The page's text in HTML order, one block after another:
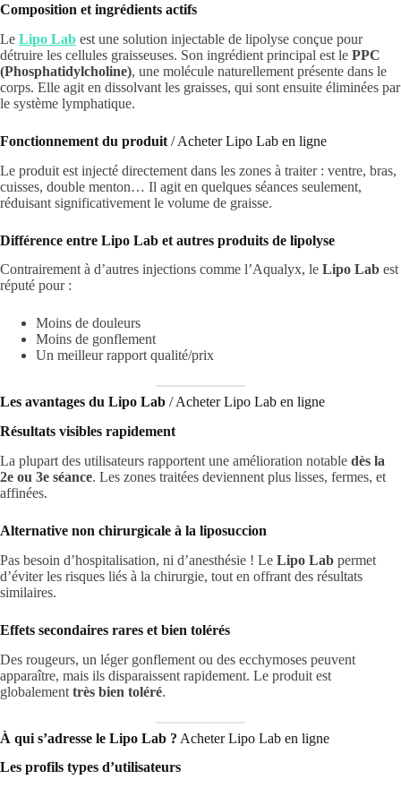
Composition et ingrédients actifs
Le Lipo Lab est une solution injectable de lipolyse conçue pour
détruire les cellules graisseuses. Son ingrédient principal est le PPC
(Phosphatidylcholine), une molécule naturellement présente dans le
corps. Elle agit en dissolvant les graisses, qui sont ensuite éliminées par
le système lymphatique.
Fonctionnement du produit / Acheter Lipo Lab en ligne
Le produit est injecté directement dans les zones à traiter : ventre, bras,
cuisses, double menton… Il agit en quelques séances seulement,
réduisant significativement le volume de graisse.
Différence entre Lipo Lab et autres produits de lipolyse
Contrairement à d’autres injections comme l’Aqualyx, le Lipo Lab est
réputé pour :
Moins de douleurs
Moins de gonflement
Un meilleur rapport qualité/prix
Les avantages du Lipo Lab / Acheter Lipo Lab en ligne
Résultats visibles rapidement
La plupart des utilisateurs rapportent une amélioration notable dès la
2e ou 3e séance. Les zones traitées deviennent plus lisses, fermes, et
affinées.
Alternative non chirurgicale à la liposuccion
Pas besoin d’hospitalisation, ni d’anesthésie ! Le Lipo Lab permet
d’éviter les risques liés à la chirurgie, tout en offrant des résultats
similaires.
Effets secondaires rares et bien tolérés
Des rougeurs, un léger gonflement ou des ecchymoses peuvent
apparaître, mais ils disparaissent rapidement. Le produit est
globalement très bien toléré.
À qui s’adresse le Lipo Lab ? Acheter Lipo Lab en ligne
Les profils types d’utilisateurs